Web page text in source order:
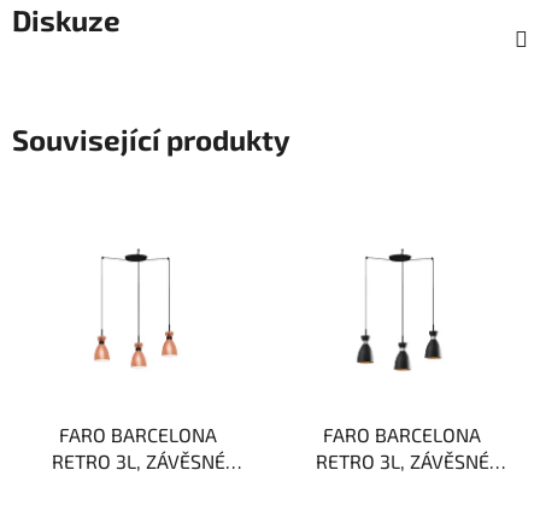
Diskuze
Související produkty
FARO BARCELONA
RETRO 3L, ZÁVĚSNÉ
FARO BARCELONA
RETRO 3L, ZÁVĚSNÉ